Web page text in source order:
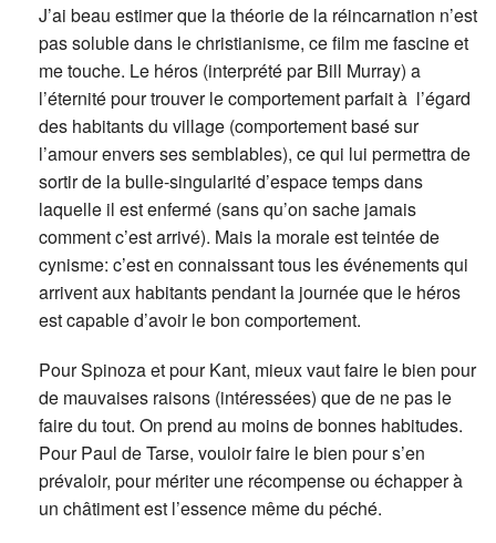
J’ai beau estimer que la théorie de la réincarnation n’est
pas soluble dans le christianisme, ce film me fascine et
me touche. Le héros (interprété par Bill Murray) a
l’éternité pour trouver le comportement parfait à l’égard
des habitants du village (comportement basé sur
l’amour envers ses semblables), ce qui lui permettra de
sortir de la bulle-singularité d’espace temps dans
laquelle il est enfermé (sans qu’on sache jamais
comment c’est arrivé). Mais la morale est teintée de
cynisme: c’est en connaissant tous les événements qui
arrivent aux habitants pendant la journée que le héros
est capable d’avoir le bon comportement.
Pour Spinoza et pour Kant, mieux vaut faire le bien pour
de mauvaises raisons (intéressées) que de ne pas le
faire du tout. On prend au moins de bonnes habitudes.
Pour Paul de Tarse, vouloir faire le bien pour s’en
prévaloir, pour mériter une récompense ou échapper à
un châtiment est l’essence même du péché.